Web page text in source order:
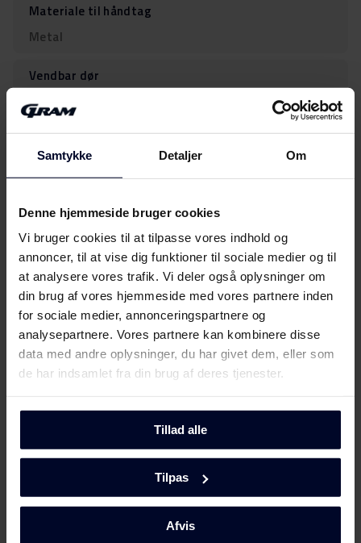
Samtykke Detaljer Om
Denne hjemmeside bruger cookies
Vi bruger cookies til at tilpasse vores indhold og
annoncer, til at vise dig funktioner til sociale medier og til
at analysere vores trafik. Vi deler også oplysninger om
din brug af vores hjemmeside med vores partnere inden
for sociale medier, annonceringspartnere og
analysepartnere. Vores partnere kan kombinere disse
data med andre oplysninger, du har givet dem, eller som
de har indsamlet fra din brug af deres tjenester.
Tillad alle
Tilpas
Afvis
Materiale til håndtag
Metal
Vendbar dør
Antal belysningsenheder
1
Indvendig lampetype (køleskab)
Indvendig lampeposition (køleskab)
Sidebelysning
Alarm ved for høj temperatur (køleskab)
Tid for temperaturstigning
14 h
Styring
Udskiftelig tætningsliste i dør